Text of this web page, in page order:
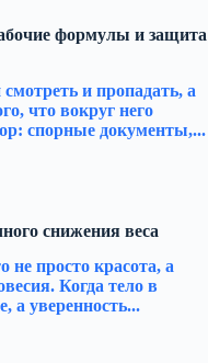
формулы и защита
и пропадать, а
что вокруг него
спорные документы,...
снижения веса
просто красота, а
Когда тело в
а уверенность...